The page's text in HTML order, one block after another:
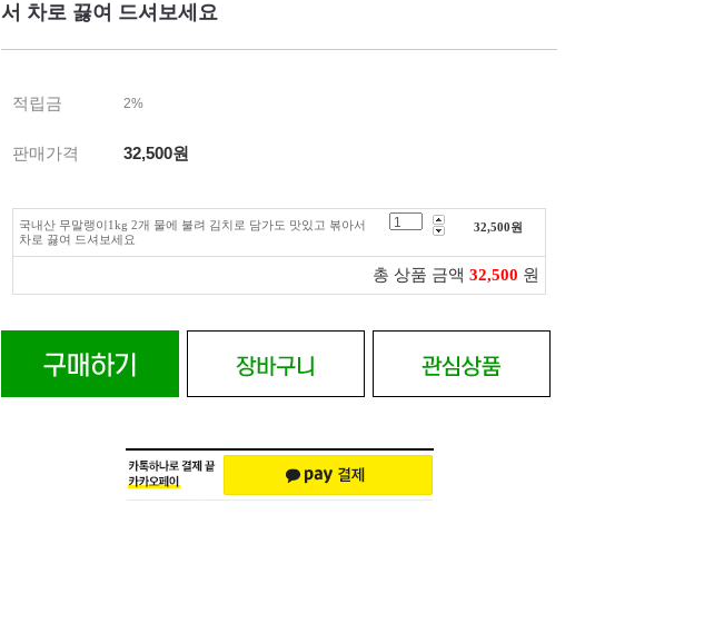
서 차로 끓여 드셔보세요
적립금 2%
판매가격 32,500원
국내산 무말랭이1kg 2개 물에 불려 김치로 담가도 맛있고 볶아서
차로 끓여 드셔보세요
32,500원
총 상품 금액 32,500 원